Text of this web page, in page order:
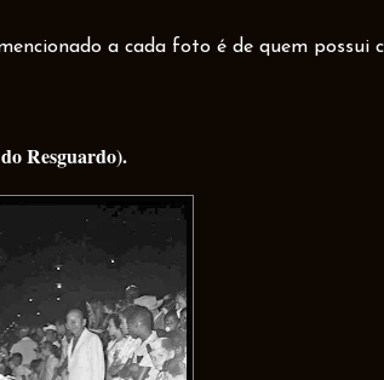
a cada foto é de quem possui
Resguardo).